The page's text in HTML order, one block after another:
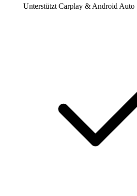
Unterstützt Carplay & Android Auto